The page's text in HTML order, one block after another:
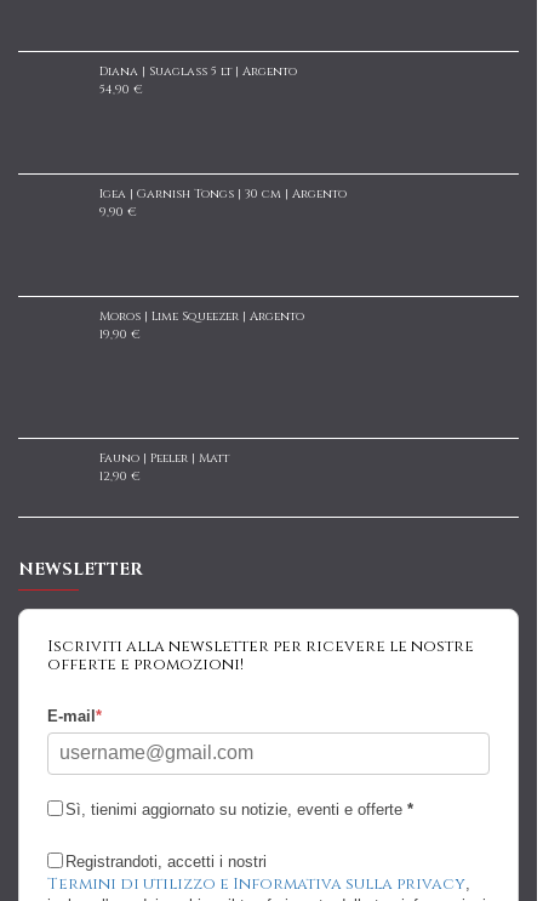
Diana | Suaglass 5 lt | Argento
54,90 €
Igea | Garnish Tongs | 30 cm | Argento
9,90 €
Moros | Lime Squeezer | Argento
19,90 €
Fauno | Peeler | Matt
12,90 €
NEWSLETTER
Iscriviti alla newsletter per ricevere le nostre
offerte e promozioni!
E-mail *
Sì, tienimi aggiornato su notizie, eventi e offerte *
Registrandoti, accetti i nostri
Termini di utilizzo e Informativa sulla privacy,